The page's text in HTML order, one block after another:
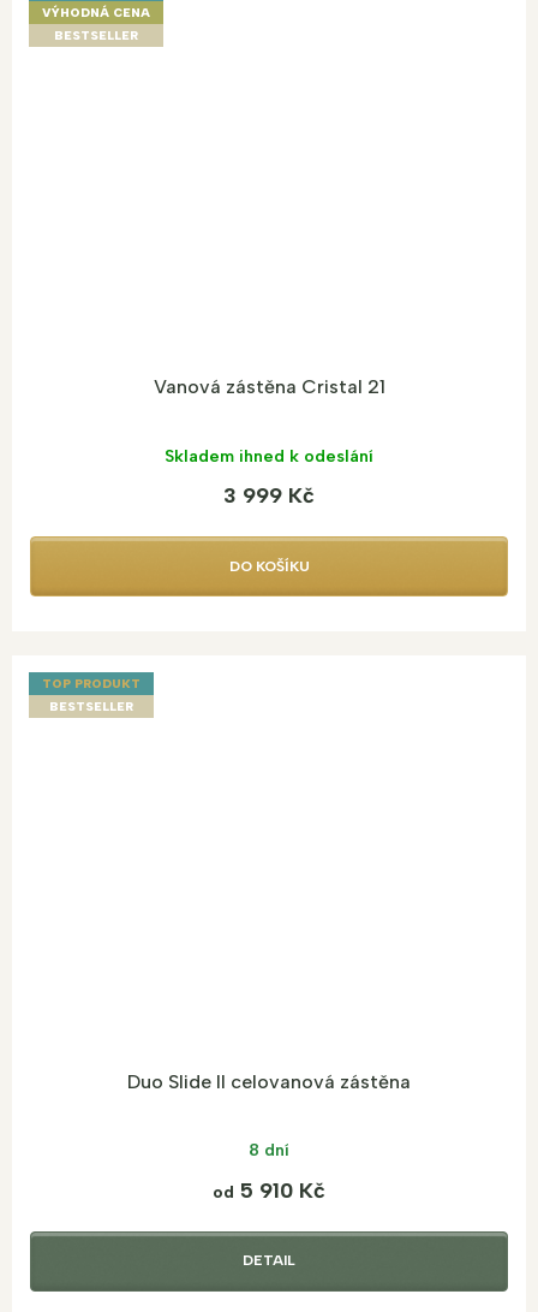
VÝHODNÁ CENA
BESTSELLER
Vanová zástěna Cristal 21
Skladem ihned k odeslání
3 999 Kč
DO KOŠÍKU
TOP PRODUKT
BESTSELLER
Duo Slide II celovanová zástěna
8 dní
od 5 910 Kč
DETAIL